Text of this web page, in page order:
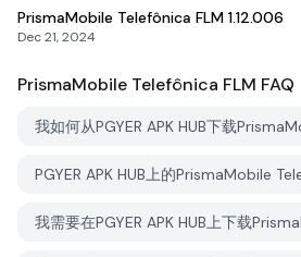
PrismaMobile Telefônica FLM 1.12.006
Dec 21, 2024
PrismaMobile Telefônica FLM FAQ